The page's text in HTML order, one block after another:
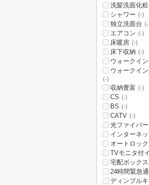
洗髪洗面化
シャワー (-)
独立洗面台
エアコン (-)
床暖房 (-)
床下収納 (-)
ウォークイ
ウォークイ
(-)
収納豊富 (-)
CS (-)
BS (-)
CATV (-)
光ファイバー
インターネ
オートロック
TVモニタ付
宅配ボックス
24時間緊急
ディンプル